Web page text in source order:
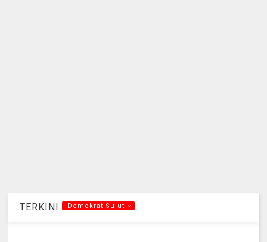
TERKINI .Demokrat Sulut